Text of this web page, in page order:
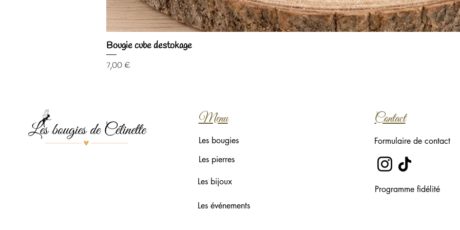
Bougie cube destokage
Prix
7,00 €
Menu
Les bougies
Les pierres
Les bijoux
Les événements
Contact
Programme fidélité
Formulaire de contact